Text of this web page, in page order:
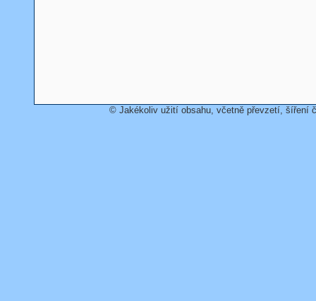
© Jakékoliv užití obsahu, včetně převzetí, šíření